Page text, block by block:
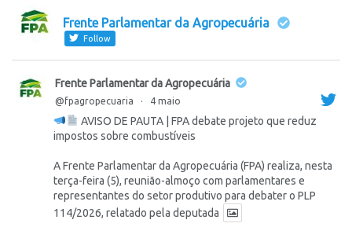
Frente Parlamentar da Agropecuária
Follow
Frente Parlamentar da Agropecuária
@fpagropecuaria · 4 maio
AVISO DE PAUTA | FPA debate projeto que reduz
impostos sobre combustíveis
A Frente Parlamentar da Agropecuária (FPA) realiza, nesta
terça-feira (5), reunião-almoço com parlamentares e
representantes do setor produtivo para debater o PLP
114/2026, relatado pela deputada